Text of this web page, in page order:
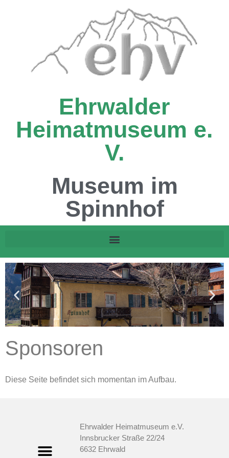
Ehrwalder
Heimatmuseum e.
V.
Museum im
Spinnhof
Sponsoren
Diese Seite befindet sich momentan im Aufbau.
Ehrwalder Heimatmuseum e.V.
Innsbrucker Straße 22/24
6632 Ehrwald